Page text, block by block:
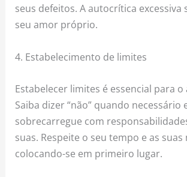
seus defeitos. A autocrítica excessiva
seu amor próprio.
4. Estabelecimento de limites
Estabelecer limites é essencial para
Saiba dizer “não” quando necessário
sobrecarregue com
suas. Respeite o seu tempo e as suas
colocando-se em primeiro lugar.